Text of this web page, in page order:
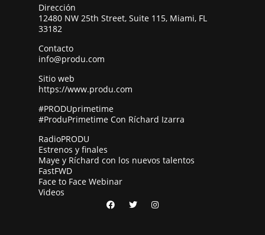
Dirección
12480 NW 25th Street, Suite 115, Miami, FL
33182
Contacto
info@produ.com
Sitio web
https://www.produ.com
#PRODUprimetime
#ProduPrimetime Con Ríchard Izarra
RadioPRODU
Estrenos y finales
Maye y Ríchard con los nuevos talentos
FastFWD
Face to Face Webinar
Videos